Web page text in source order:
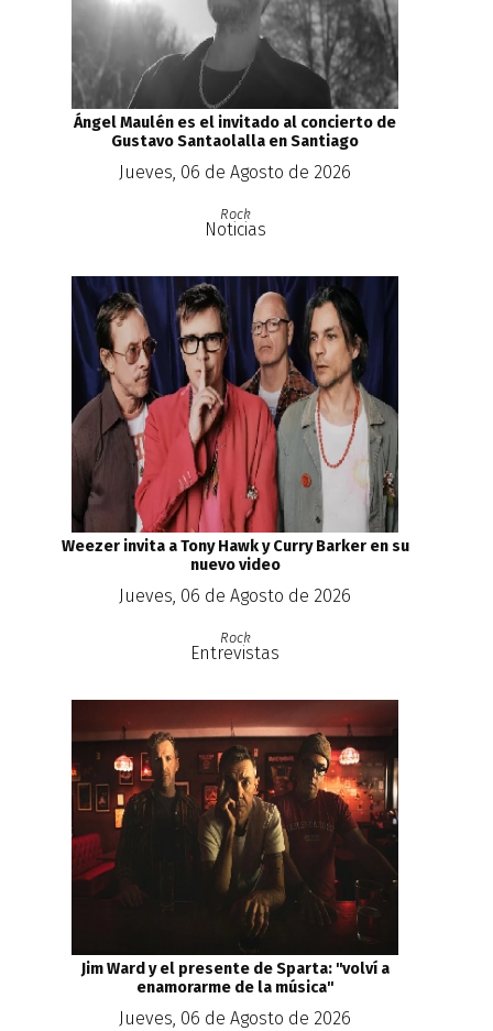
Ángel Maulén es el invitado al concierto de
Gustavo Santaolalla en Santiago
Jueves, 06 de Agosto de 2026
Rock
Noticias
Weezer invita a Tony Hawk y Curry Barker en su
nuevo video
Jueves, 06 de Agosto de 2026
Rock
Entrevistas
Jim Ward y el presente de Sparta: ''volví a
enamorarme de la música''
Jueves, 06 de Agosto de 2026